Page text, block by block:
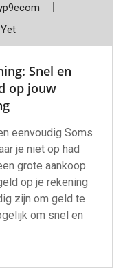
Snel en
op jouw
eenvoudig Soms
je niet op had
grote aankoop
op je rekening
zijn om geld te
om snel en